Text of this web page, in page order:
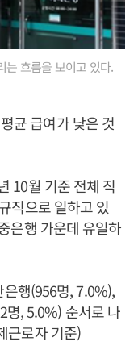
흐름을 보이고 있다.
균 급여가 낮은 것
10월 기준 전체 직
직으로 일하고 있
은행 가운데 유일하
행(956명, 7.0%),
명, 5.0%) 순서로 나
근로자 기준)